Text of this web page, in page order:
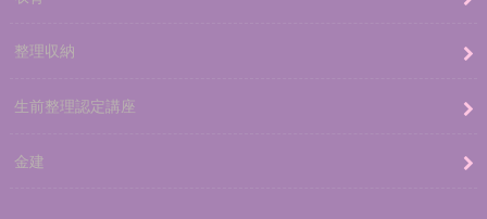
整理収納
生前整理認定講座
金建